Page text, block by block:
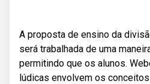
A proposta de ensino da
será trabalhada de uma
permitindo que os alunos.
lúdicas envolvem os